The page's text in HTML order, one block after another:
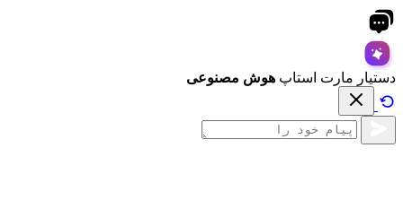
دستیار مارت استاپ هوش مصنوعی